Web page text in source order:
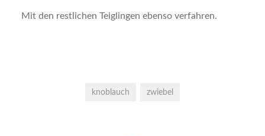
Mit den restlichen Teiglingen ebenso verfahren.
knoblauch zwiebel